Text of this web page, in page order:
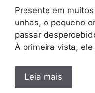
Presente em
unhas, o pequeno
passar
À primeira vista,
Leia mais